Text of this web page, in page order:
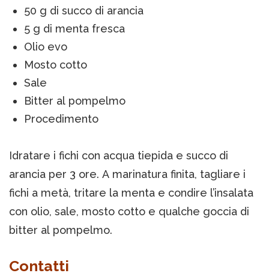
50 g di succo di arancia
5 g di menta fresca
Olio evo
Mosto cotto
Sale
Bitter al pompelmo
Procedimento
Idratare i fichi con acqua tiepida e succo di
arancia per 3 ore. A marinatura finita, tagliare i
fichi a metà, tritare la menta e condire l’insalata
con olio, sale, mosto cotto e qualche goccia di
bitter al pompelmo.
Contatti